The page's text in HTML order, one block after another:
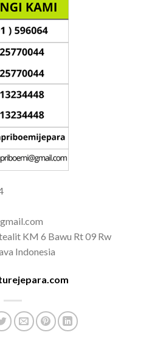
KM 6 Bawu Rt 09 Rw
Indonesia